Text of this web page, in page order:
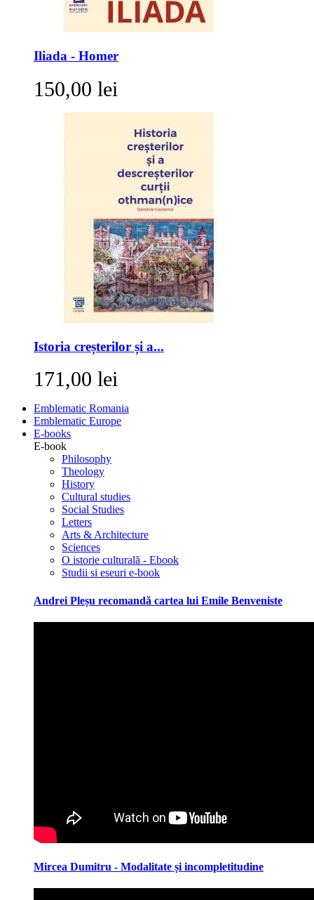
Iliada - Homer
150,00 lei
Istoria creșterilor și a...
171,00 lei
Emblematic Romania
Emblematic Europe
E-books
E-book
Philosophy
Theology
History
Cultural studies
Social Studies
Letters
Arts & Architecture
Sciences
O istorie culturală - Ebook
Studii si eseuri e-book
Andrei Pleșu recomandă cartea lui Emile Benveniste
Mircea Dumitru - Modalitate și incompletitudine